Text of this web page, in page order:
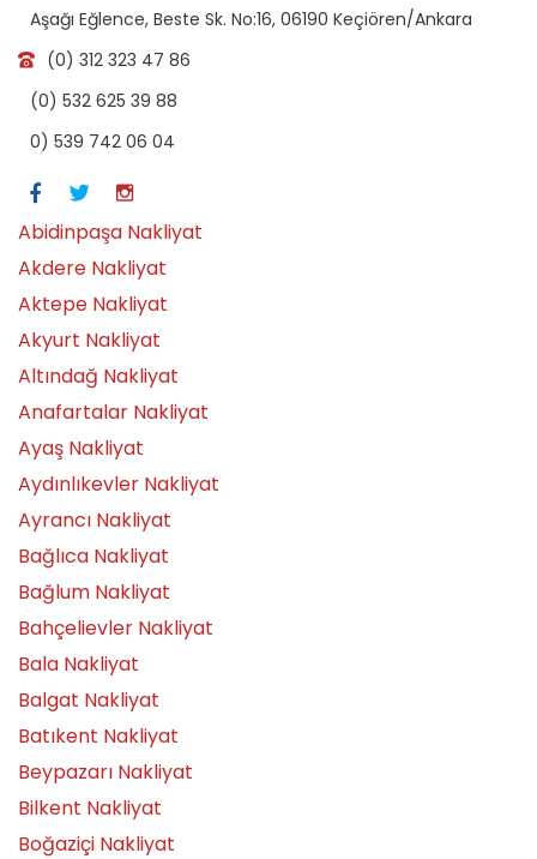
Aşağı Eğlence, Beste Sk. No:16, 06190 Keçiören/Ankara
(0) 312 323 47 86
(0) 532 625 39 88
0) 539 742 06 04
Abidinpaşa Nakliyat
Akdere Nakliyat
Aktepe Nakliyat
Akyurt Nakliyat
Altındağ Nakliyat
Anafartalar Nakliyat
Ayaş Nakliyat
Aydınlıkevler Nakliyat
Ayrancı Nakliyat
Bağlıca Nakliyat
Bağlum Nakliyat
Bahçelievler Nakliyat
Bala Nakliyat
Balgat Nakliyat
Batıkent Nakliyat
Beypazarı Nakliyat
Bilkent Nakliyat
Boğaziçi Nakliyat